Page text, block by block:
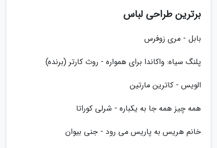
برترین طراحی لباس
بابل - مری زوفرس
پلنگ سیاه: واکاندا برای همواره - روث کارتر (برنده)
الویس - کاترین مارتین
همه چیز همه جا به یکباره - شرلی کوراتا
خانم هریس به پاریس می رود - جنی بیوان